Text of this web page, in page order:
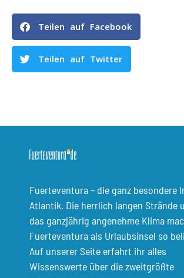
Teilen auf Facebook
Teilen auf Twitter
Fuerteventura – die ganz besondere
Atlantik. Die herrlich langen Strände
das ganzjährig angenehme Klima
Fuerteventura als Urlaubsinsel so
Auf unserer Seite erfahrt ihr alles
Wissenswerte über die zweitgrößte